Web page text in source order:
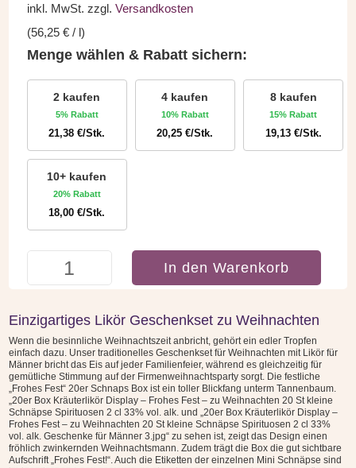
inkl. MwSt. zzgl. Versandkosten
(56,25 €/ l)
Menge wählen & Rabatt sichern:
2 kaufen
5% Rabatt
21,38€/Stk.
4 kaufen
10% Rabatt
20,25€/Stk.
8 kaufen
15% Rabatt
19,13 €/Stk.
10+ kaufen
20% Rabatt
18,00€/Stk.
Schnaps
Frohes
Fest
-
Geschenkset
Weihnachten
|
Likör
für
In den Warenkorb
Einzigartiges Likör Geschenkset zu Weihnachten
Wenn die besinnliche Weihnachtszeit anbricht, gehört ein edler Tropfen
einfach dazu. Unser traditionelles Geschenkset für Weihnachten mit Likör für
Männer bricht das Eis auf jeder Familienfeier, während es gleichzeitig für
gemütliche Stimmung auf der Firmenweihnachtsparty sorgt. Die festliche
„Frohes Fest“ 20er Schnaps Box ist ein toller Blickfang unterm Tannenbaum.
„20er Box Kräuterlikör Display – Frohes Fest – zu Weihnachten 20 St kleine
Schnäpse Spirituosen 2 cl 33% vol. alk. und „20er Box Kräuterlikör Display –
Frohes Fest – zu Weihnachten 20 St kleine Schnäpse Spirituosen 2 cl 33%
vol. alk. Geschenke für Männer 3.jpg“ zu sehen ist, zeigt das Design einen
fröhlich zwinkernden Weihnachtsmann. Zudem trägt die Box die gut sichtbare
Aufschrift „Frohes Fest!“. Auch die Etiketten der einzelnen Mini Schnäpse sind